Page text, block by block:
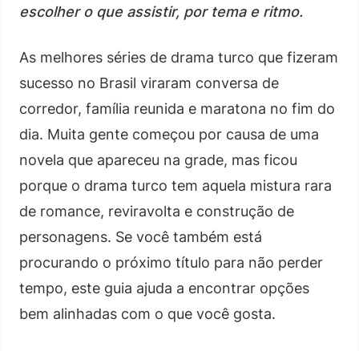
escolher o que assistir, por tema e ritmo.
As melhores séries de drama turco que fizeram
sucesso no Brasil viraram conversa de
corredor, família reunida e maratona no fim do
dia. Muita gente começou por causa de uma
novela que apareceu na grade, mas ficou
porque o drama turco tem aquela mistura rara
de romance, reviravolta e construção de
personagens. Se você também está
procurando o próximo título para não perder
tempo, este guia ajuda a encontrar opções
bem alinhadas com o que você gosta.